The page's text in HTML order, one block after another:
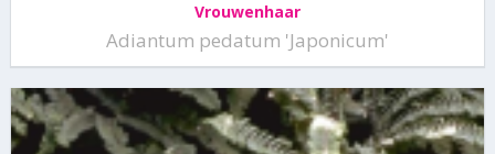
Vrouwenhaar
Adiantum pedatum 'Japonicum'